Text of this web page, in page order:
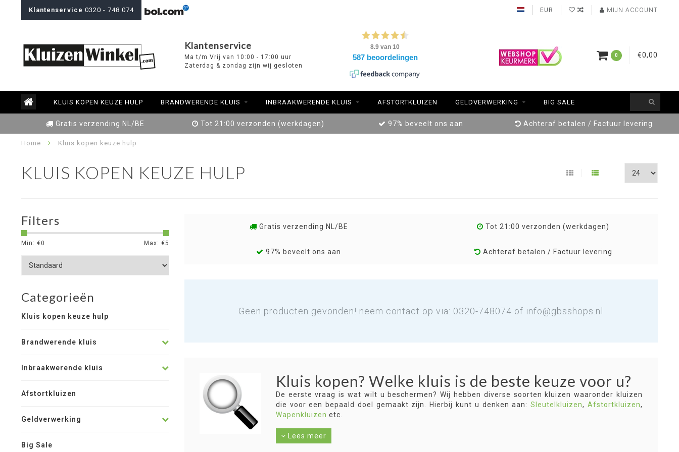
Klantenservice 0320 - 748 074 EUR MIJN ACCOUNT
Klantenservice
Ma t/m Vrij van 10:00 - 17:00 uur
Zaterdag & zondag zijn wij gesloten
0 €0,00
KLUIS KOPEN KEUZE HULP BRANDWERENDE KLUIS INBRAAKWERENDE KLUIS AFSTORTKLUIZEN GELDVERWERKING BIG SALE
Gratis verzending NL/BE Tot 21:00 verzonden (werkdagen) 97% beveelt ons aan Achteraf betalen / Factuur levering
Home Kluis kopen keuze hulp
KLUIS KOPEN KEUZE HULP
Filters
Min: €0 Max: €5
Categorieën
Kluis kopen keuze hulp
Brandwerende kluis
Inbraakwerende kluis
Afstortkluizen
Geldverwerking
Big Sale
Gratis verzending NL/BE Tot 21:00 verzonden (werkdagen)
97% beveelt ons aan Achteraf betalen / Factuur levering
Geen producten gevonden! neem contact op via: 0320-748074 of info@gbsshops.nl
Kluis kopen? Welke kluis is de beste keuze voor u?
De eerste vraag is wat wilt u beschermen? Wij hebben diverse soorten kluizen waaronder kluizen
die voor een bepaald doel gemaakt zijn. Hierbij kunt u denken aan:Sleutelkluizen, Afstortkluizen,
Wapenkluizen etc.
Daarnaast is de vraag of u een inbraakwerende, brandwerende of inbraak- en brandwerende kluis
nodig heeft? Ook zijn er nog datakluizen.
Lees meer